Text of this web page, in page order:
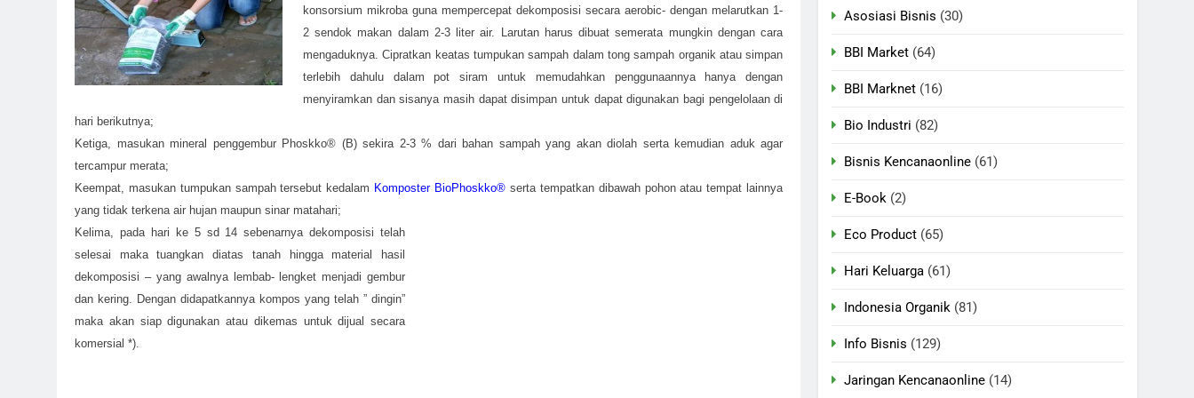
konsorsium mikroba guna mempercepat dekomposisi secara aerobic- dengan melarutkan 1-
2 sendok makan dalam 2-3 liter air. Larutan harus dibuat semerata mungkin dengan cara
mengaduknya. Cipratkan keatas tumpukan sampah dalam tong sampah organik atau simpan
terlebih dahulu dalam pot siram untuk memudahkan penggunaannya hanya dengan
menyiramkan dan sisanya masih dapat disimpan untuk dapat digunakan bagi pengelolaan di
hari berikutnya;
Ketiga, masukan mineral penggembur Phoskko® (B) sekira 2-3 % dari bahan sampah yang akan diolah serta kemudian aduk agar
tercampur merata;
Keempat, masukan tumpukan sampah tersebut kedalam Komposter BioPhoskko® serta tempatkan dibawah pohon atau tempat lainnya
yang tidak terkena air hujan maupun sinar matahari;
Kelima, pada hari ke 5 sd 14 sebenarnya dekomposisi telah
selesai maka tuangkan diatas tanah hingga material hasil
dekomposisi – yang awalnya lembab- lengket menjadi gembur
dan kering. Dengan didapatkannya kompos yang telah ” dingin”
maka akan siap digunakan atau dikemas untuk dijual secara
komersial *).
Asosiasi Bisnis (30)
BBI Market (64)
BBI Marknet (16)
Bio Industri (82)
Bisnis Kencanaonline (61)
E-Book (2)
Eco Product (65)
Hari Keluarga (61)
Indonesia Organik (81)
Info Bisnis (129)
Jaringan Kencanaonline (14)